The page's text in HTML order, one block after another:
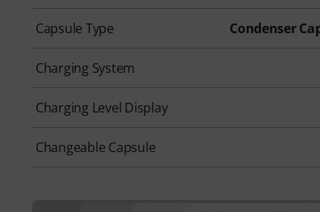
Capsule Type Condenser
Charging System
Charging Level Display
Changeable Capsule